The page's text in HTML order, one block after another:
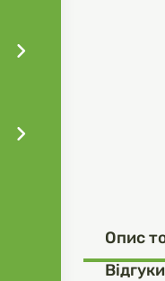
Одяг
Корм
Опис